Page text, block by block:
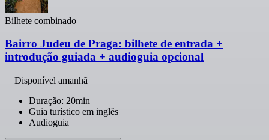
Bilhete combinado
Bairro Judeu de Praga: bilhete de entrada +
introdução guiada + audioguia opcional
Disponível amanhã
Duração: 20min
Guia turístico em inglês
Audioguia